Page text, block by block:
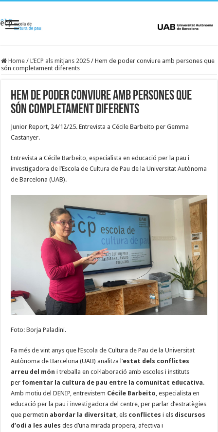
Home / L’ECP als mitjans 2025 / Hem de poder conviure amb persones que
són completament diferents
Hem de poder conviure amb persones que
són completament diferents
Junior Report, 24/12/25. Entrevista a Cécile Barbeito per Gemma
Castanyer.
Entrevista a Cécile Barbeito, especialista en educació per la pau i
investigadora de l’Escola de Cultura de Pau de la Universitat Autònoma
de Barcelona (UAB).
Foto: Borja Paladini.
Fa més de vint anys que l’Escola de Cultura de Pau de la Universitat
Autònoma de Barcelona (UAB) analitza l’estat dels conflictes
arreu del món i treballa en col·laboració amb escoles i instituts
per fomentar la cultura de pau entre la comunitat educativa.
Amb motiu del DENIP, entrevistem Cécile Barbeito, especialista en
educació per la pau i investigadora del centre, per parlar d’estratègies
que permetin abordar la diversitat, els conflictes i els discursos
d’odi a les aules des d’una mirada propera, afectiva i